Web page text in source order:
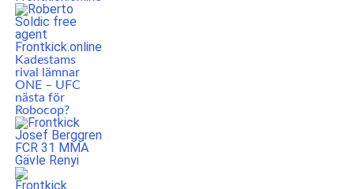
Kadestams
rival lämnar
ONE – UFC
nästa för
Robocop?